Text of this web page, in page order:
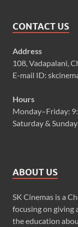
CONTACT US
Address
108, Vadapalani,
E-mail ID:
Hours
Monday–Friday:
Saturday &
ABOUT US
SK Cinemas is a
focusing on giving
the education